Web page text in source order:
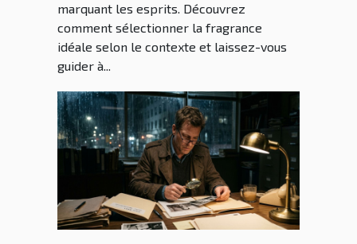
marquant les esprits. Découvrez
comment sélectionner la fragrance
idéale selon le contexte et laissez-vous
guider à...